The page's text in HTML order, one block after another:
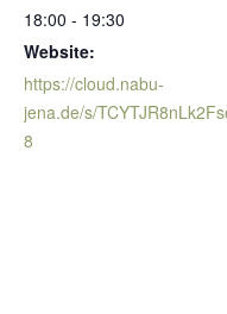
18:00 - 19:30
Website:
https://cloud.nabu-
jena.de/s/
8